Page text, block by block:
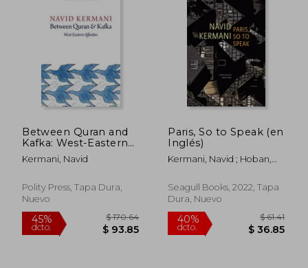
Between Quran and
Kafka: West-Eastern
Affinities (en Inglés)
Kermani, Navid
Polity Press, Tapa Dura,
Nuevo
Paris, So to Speak (en
Inglés)
Kermani, Navid ; Hoban,
Seagull Books, 2022, Tapa
Dura, Nuevo